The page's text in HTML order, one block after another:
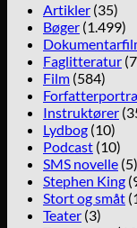
Artikler (35)
Bøger (1.499)
Faglitteratur
Film (584)
Instruktører
Lydbog (10)
Podcast (10)
SMS novelle (5)
Stephen King
Stort og småt
Teater (3)